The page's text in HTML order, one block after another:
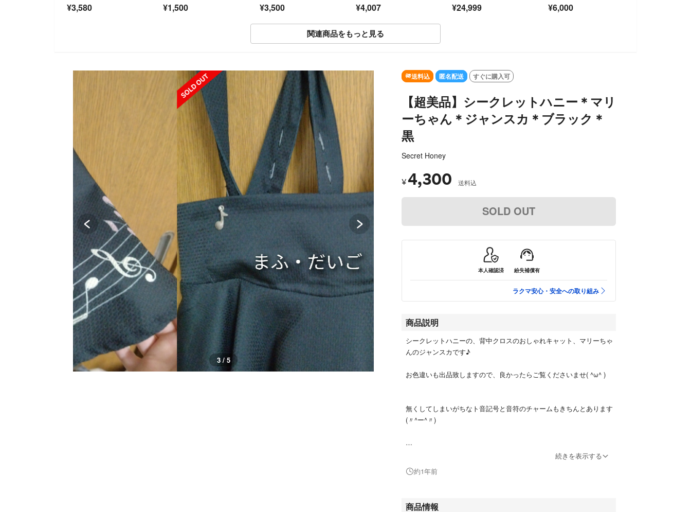
¥3,580 ¥1,500 ¥3,500 ン ウエストゴム【240
¥4,007 やみさん着用
¥24,999 ジュ 金糸 38
¥6,000
関連商品をもっと見る
SOLD OUT
3 / 5
送料込 匿名配送 すぐに購入可
【超美品】シークレットハニー＊マリ
ーちゃん＊ジャンスカ＊ブラック＊
黒
Secret Honey
¥4,300 送料込
SOLD OUT
本人確認済 紛失補償有
ラクマ安心・安全への取り組み
商品説明
シークレットハニーの、背中クロスのおしゃれキャット、マリーちゃ
んのジャンスカです♪
お色違いも出品致しますので、良かったらご覧くださいませ( ^ω^ )
無くしてしまいがちなト音記号と音符のチャームもきちんとあります
(〃^ー^〃)
#はなちゃんのお洋服 (←私の出品しているお洋服を見られます♪)
続きを表示する
約1年前
商品情報